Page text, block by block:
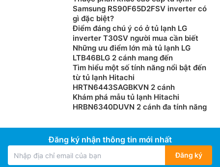
Samsung RS90F65D2FSV inverter có
gì đặc biệt?
Điểm đáng chú ý có ở tủ lạnh LG
inverter T30SV người mua cần biết
Những ưu điểm lớn mà tủ lạnh LG
LTB46BLG 2 cánh mang đến
Tìm hiểu một số tính năng nổi bật đến
từ tủ lạnh Hitachi
HRTN6443SAGBKVN 2 cánh
Khám phá mẫu tủ lạnh Hitachi
HRBN6340DUVN 2 cánh đa tính năng
Đăng ký nhận thông tin mới nhất
Đăng ký